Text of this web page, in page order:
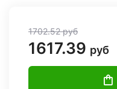
1702.52руб
1617.39 руб